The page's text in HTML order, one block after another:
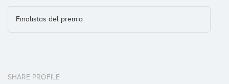
Finalistas del premio
SHARE PROFILE